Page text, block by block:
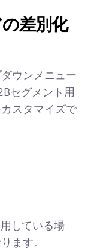
差別化
ウンメニュー
セグメント用
スタマイズで
している場
ます。